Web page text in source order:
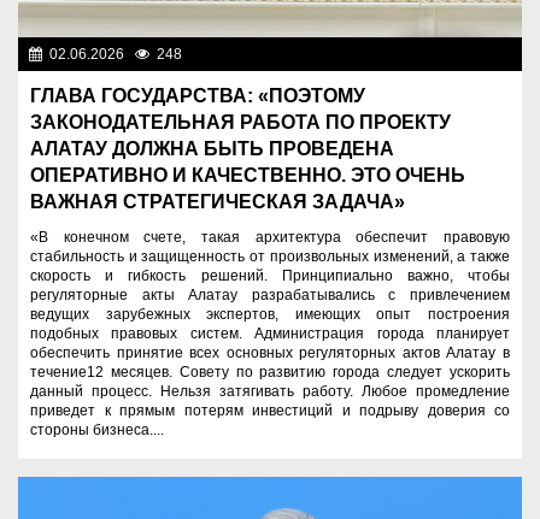
02.06.2026 248
ГЛАВА ГОСУДАРСТВА: «ПОЭТОМУ
ЗАКОНОДАТЕЛЬНАЯ РАБОТА ПО ПРОЕКТУ
АЛАТАУ ДОЛЖНА БЫТЬ ПРОВЕДЕНА
ОПЕРАТИВНО И КАЧЕСТВЕННО. ЭТО ОЧЕНЬ
ВАЖНАЯ СТРАТЕГИЧЕСКАЯ ЗАДАЧА»
«В конечном счете, такая архитектура обеспечит правовую
стабильность и защищенность от произвольных изменений, а также
скорость и гибкость решений. Принципиально важно, чтобы
регуляторные акты Алатау разрабатывались с привлечением
ведущих зарубежных экспертов, имеющих опыт построения
подобных правовых систем. Администрация города планирует
обеспечить принятие всех основных регуляторных актов Алатау в
течение12 месяцев. Совету по развитию города следует ускорить
данный процесс. Нельзя затягивать работу. Любое промедление
приведет к прямым потерям инвестиций и подрыву доверия со
стороны бизнеса....